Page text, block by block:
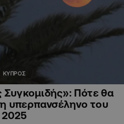
ΚΥΠΡΟΣ
Πότε θα
υπερπανσέληνο του
2025